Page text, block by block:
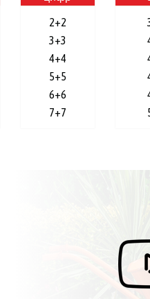
2+2
3+3
4+4
5+5
6+6
7+7